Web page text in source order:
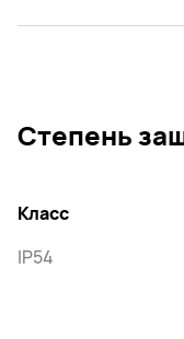
Степень
Класс
IP54